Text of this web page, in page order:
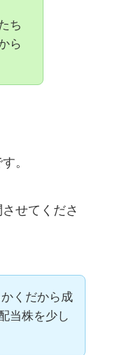
ち
ら
。
せてくださ
くだから成
当株を少し